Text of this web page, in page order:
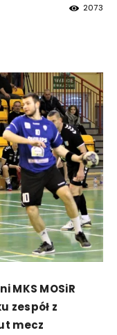
2073
MKS MOSiR
zespół z
mecz